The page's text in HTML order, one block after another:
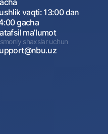
vaqti: 13:00 dan
gacha
maʼlumot
shaxslar uchun